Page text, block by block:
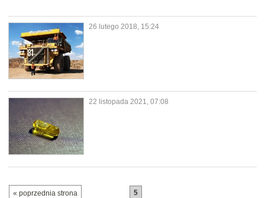
26 lutego 2018, 15:24
22 listopada 2021, 07:08
« poprzednia strona 5